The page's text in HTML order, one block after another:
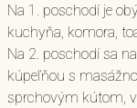
Na 1. poschodí je
kuchyňa, komora,
Na 2. poschodí sa
kúpeľňou s
sprchovým kútom,